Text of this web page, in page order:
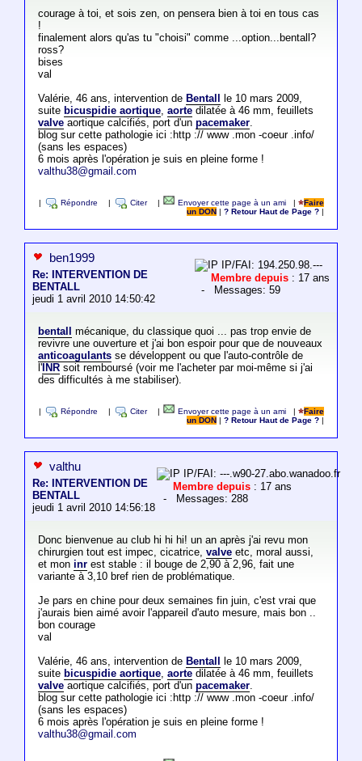
courage à toi, et sois zen, on pensera bien à toi en tous cas
!
finalement alors qu'as tu "choisi" comme ...option...bentall?
ross?
bises
val
Valérie, 46 ans, intervention de Bentall
le 10 mars 2009,
suite bicuspidie aortique, aortedilatée à 46 mm, feuillets
valveaortique calcifiés, port d'un pacemaker.
blog sur cette pathologie ici :http :// www .mon -coeur .info/
(sans les espaces)
6 mois après l'opération je suis en pleine forme !
valthu38@gmail.com
Répondre Citer Envoyer cette page à un ami |
Faire
un DON
|? Retour Haut de Page ?
ben1999
Re: INTERVENTION DE
BENTALL
jeudi 1 avril 2010 14:50:42
IP/FAI: 194.250.98.---
Membre depuis : 17 ans
- Messages: 59
bentall
mécanique, du classique quoi ... pas trop envie de
revivre une ouverture et j'ai bon espoir pour que de nouveaux
anticoagulantsse développent ou que l'auto-contrôle de
l'INRsoit remboursé (voir me l'acheter par moi-même si j'ai
des difficultés à me stabiliser).
Répondre Citer Envoyer cette page à un ami |
Faire
un DON
|? Retour Haut de Page ?
valthu
Re: INTERVENTION DE
BENTALL
jeudi 1 avril 2010 14:56:18
IP/FAI: ---.w90-27.abo.wanadoo.fr
Membre depuis : 17 ans
- Messages: 288
Donc bienvenue au club hi hi hi! un an après j'ai revu mon
chirurgien tout est impec, cicatrice, valveetc, moral aussi,
et mon inrest stable : il bouge de 2,90 à 2,96, fait une
variante à 3,10 bref rien de problématique.
Je pars en chine pour deux semaines fin juin, c'est vrai que
j'aurais bien aimé avoir l'appareil d'auto mesure, mais bon ..
bon courage
val
Valérie, 46 ans, intervention de Bentall
le 10 mars 2009,
suite bicuspidie aortique, aortedilatée à 46 mm, feuillets
valveaortique calcifiés, port d'un pacemaker.
blog sur cette pathologie ici :http :// www .mon -coeur .info/
(sans les espaces)
6 mois après l'opération je suis en pleine forme !
valthu38@gmail.com